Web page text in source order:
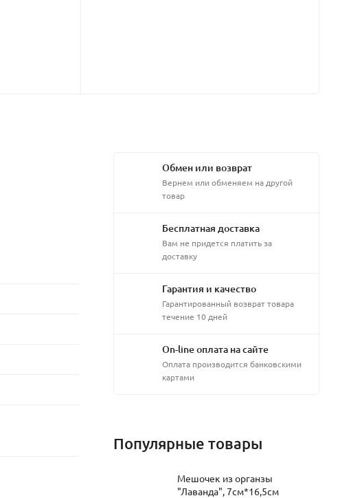
Обмен или возврат
Вернем или обменяем на другой
товар
Бесплатная доставка
Вам не придется платить за
доставку
Гарантия и качество
Гарантированный возврат товара
течение 10 дней
On-line оплата на сайте
Оплата производится банковскими
картами
Популярные товары
Мешочек из органзы
"Лаванда", 7см*16,5см